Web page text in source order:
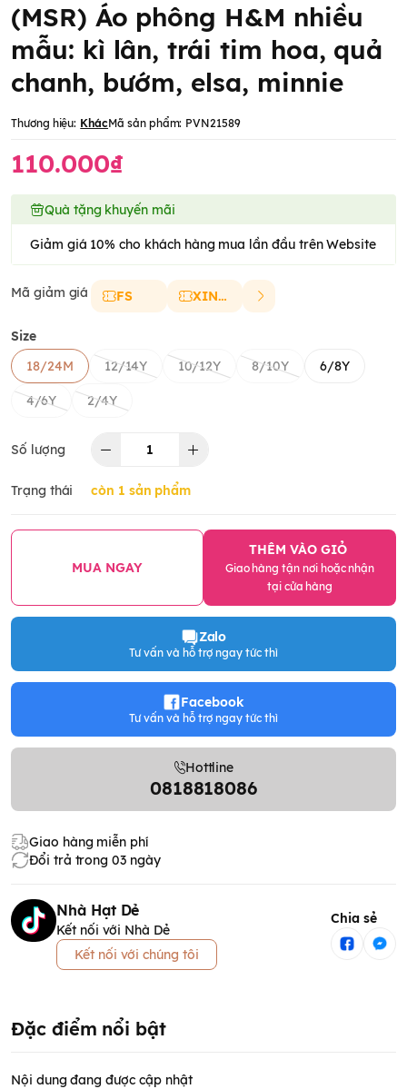
(MSR) Áo phông H&M nhiều
mẫu: kì lân, trái tim hoa, quả
chanh, bướm, elsa, minnie
Thương hiệu: KhácMã sản phẩm: PVN21589
110.000₫
Quà tặng khuyến mãi
Giảm giá 10% cho khách hàng mua lần đầu trên Website
Mã giảm giá FS XINCHAO
Size
18/24M
12/14Y 10/12Y 8/10Y 6/8Y
4/6Y 2/4Y
Số lượng
Trạng thái còn 1 sản phẩm
MUA NGAY
THÊM VÀO GIỎ
Giao hàng tận nơi hoặc nhận
tại cửa hàng
Zalo
Tư vấn và hỗ trợ ngay tức thì
Facebook
Tư vấn và hỗ trợ ngay tức thì
Hottline
0818818086
Giao hàng miễn phí
Đổi trả trong 03 ngày
Nhà Hạt Dẻ
Kết nối với Nhà Dẻ
Kết nối với chúng tôi
Chia sẻ
Đặc điểm nổi bật
Nội dung đang được cập nhật